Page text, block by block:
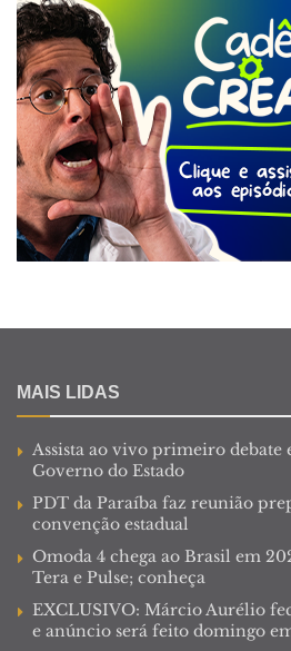
MAIS LIDAS
Assista ao vivo primeiro debate
Governo do Estado
PDT da Paraíba faz reunião
convenção estadual
Omoda 4 chega ao Brasil em
Tera e Pulse; conheça
EXCLUSIVO: Márcio Aurélio
e anúncio será feito domingo